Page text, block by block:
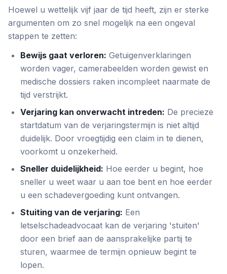
Hoewel u wettelijk vijf jaar de tijd heeft, zijn er sterke
argumenten om zo snel mogelijk na een ongeval
stappen te zetten:
Bewijs gaat verloren: Getuigenverklaringen
worden vager, camerabeelden worden gewist en
medische dossiers raken incompleet naarmate de
tijd verstrijkt.
Verjaring kan onverwacht intreden: De precieze
startdatum van de verjaringstermijn is niet altijd
duidelijk. Door vroegtijdig een claim in te dienen,
voorkomt u onzekerheid.
Sneller duidelijkheid: Hoe eerder u begint, hoe
sneller u weet waar u aan toe bent en hoe eerder
u een schadevergoeding kunt ontvangen.
Stuiting van de verjaring: Een
letselschadeadvocaat kan de verjaring 'stuiten'
door een brief aan de aansprakelijke partij te
sturen, waarmee de termijn opnieuw begint te
lopen.